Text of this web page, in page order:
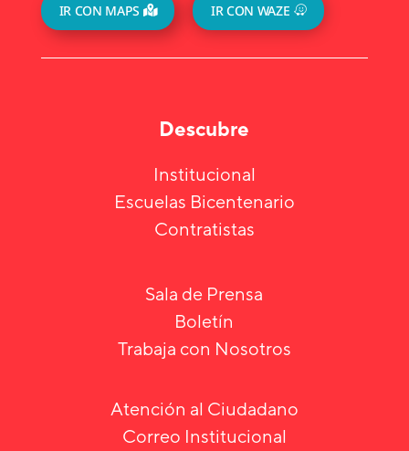
IR CON MAPS IR CON WAZE
Descubre
Institucional
Escuelas Bicentenario
Contratistas
Sala de Prensa
Boletín
Trabaja con Nosotros
Atención al Ciudadano
Correo Institucional